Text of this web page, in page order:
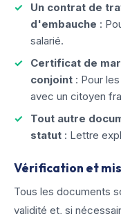
Un contrat de
d'embauche :
salarié.
Certificat de
conjoint : Pour
avec un citoyen
Tout autre
statut : Lettre
Vérification et
Tous les documents
validité et, si